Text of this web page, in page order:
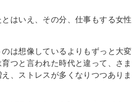
はいえ、その分、仕事もする女
は想像しているよりもずっと大変
つと言われた時代と違って、さ
、ストレスが多くなりつつありま